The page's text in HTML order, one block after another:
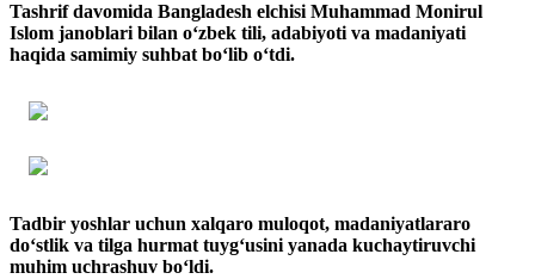
Tashrif davomida Bangladesh elchisi Muhammad Monirul
Islom janoblari bilan o‘zbek tili, adabiyoti va madaniyati
haqida samimiy suhbat bo‘lib o‘tdi.
Tadbir yoshlar uchun xalqaro muloqot, madaniyatlararo
do‘stlik va tilga hurmat tuyg‘usini yanada kuchaytiruvchi
muhim uchrashuv bo‘ldi.